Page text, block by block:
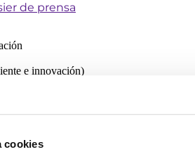
cookies
de prensa
e innovación)